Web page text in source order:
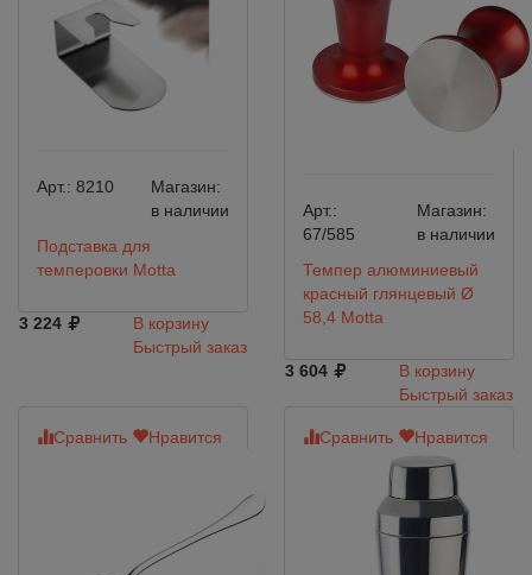
Арт.: 8210
Магазин:
в наличии
Подставка для
темперовки Motta
3 224
В корзину
Быстрый заказ
Арт.:
67/585
Магазин:
в наличии
Темпер алюминиевый
красный глянцевый Ø
58,4 Motta
3 604
В корзину
Быстрый заказ
Сравнить Нравится Сравнить Нравится